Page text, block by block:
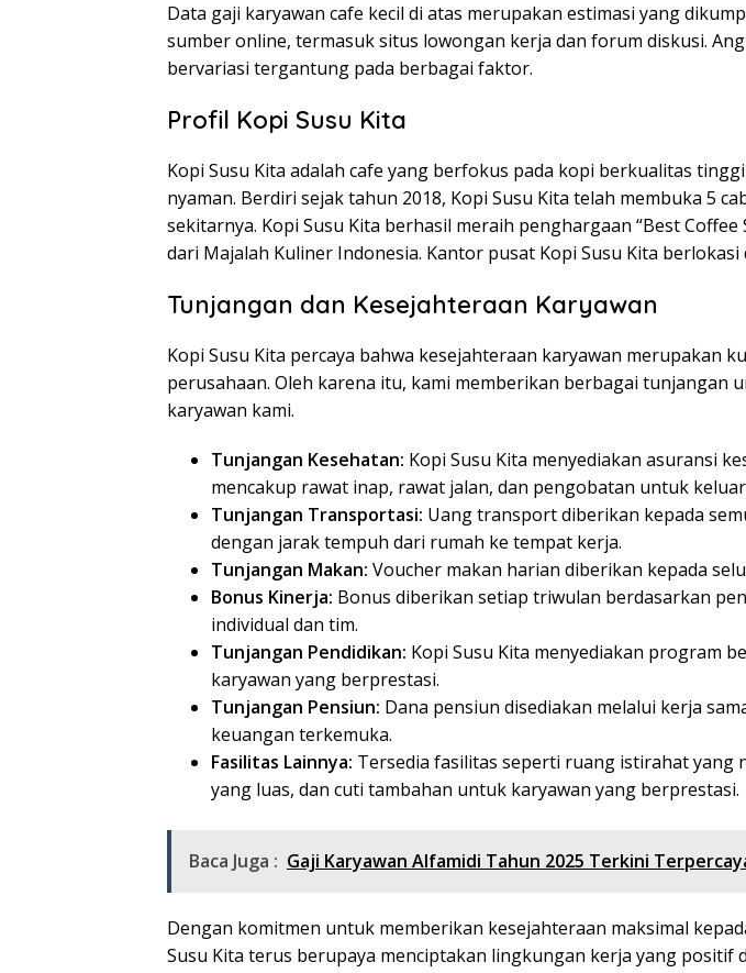
Data gaji karyawan cafe kecil di atas merupakan estimasi yang
sumber online, termasuk situs lowongan kerja dan forum diskusi.
bervariasi tergantung pada berbagai faktor.
Profil Kopi Susu Kita
Kopi Susu Kita adalah cafe yang berfokus pada kopi berkualitas
nyaman. Berdiri sejak tahun 2018, Kopi Susu Kita telah membuka 5
sekitarnya. Kopi Susu Kita berhasil meraih penghargaan “Best Coffee
dari Majalah Kuliner Indonesia. Kantor pusat Kopi Susu Kita berlokasi
Tunjangan dan Kesejahteraan Karyawan
Kopi Susu Kita percaya bahwa kesejahteraan karyawan merupakan
perusahaan. Oleh karena itu, kami memberikan berbagai tunjangan
karyawan kami.
Tunjangan Kesehatan: Kopi Susu Kita menyediakan asuransi
mencakup rawat inap, rawat jalan, dan pengobatan untuk
Tunjangan Transportasi: Uang transport diberikan kepada
dengan jarak tempuh dari rumah ke tempat kerja.
Tunjangan Makan: Voucher makan harian diberikan kepada
Bonus Kinerja: Bonus diberikan setiap triwulan berdasarkan
individual dan tim.
Tunjangan Pendidikan: Kopi Susu Kita menyediakan program
karyawan yang berprestasi.
Tunjangan Pensiun: Dana pensiun disediakan melalui kerja
keuangan terkemuka.
Fasilitas Lainnya: Tersedia fasilitas seperti ruang istirahat yang
yang luas, dan cuti tambahan untuk karyawan yang berprestasi.
Baca Juga : Gaji Karyawan Alfamidi Tahun 2025 Terkini
Dengan komitmen untuk memberikan kesejahteraan maksimal
Susu Kita terus berupaya menciptakan lingkungan kerja yang positif